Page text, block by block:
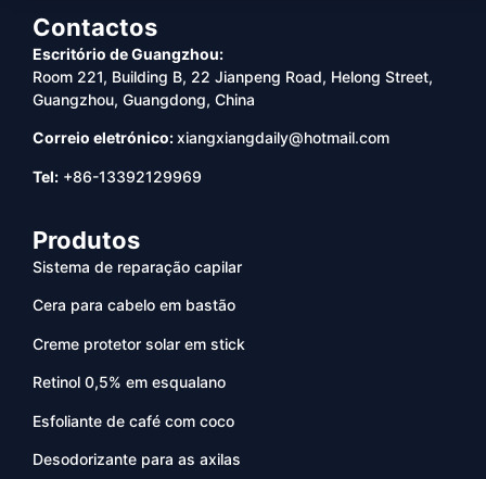
Contactos
Escritório de Guangzhou:
Room 221, Building B, 22 Jianpeng Road, Helong Street,
Guangzhou, Guangdong, China
Correio eletrónico:xiangxiangdaily@hotmail.com
Tel: +86-13392129969
Produtos
Sistema de reparação capilar
Cera para cabelo em bastão
Creme protetor solar em stick
Retinol 0,5% em esqualano
Esfoliante de café com coco
Desodorizante para as axilas